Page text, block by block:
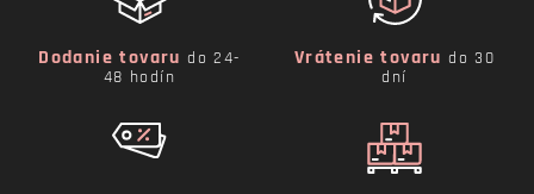
Dodanie tovaru do 24-
48 hodín
Vrátenie tovaru do 30
dní